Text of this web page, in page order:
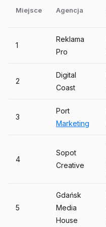
Miejsce Agencja
1
Reklama
Pro
2
Digital
Coast
3
Port
Marketing
4
Sopot
Creative
5
Gdańsk
Media
House